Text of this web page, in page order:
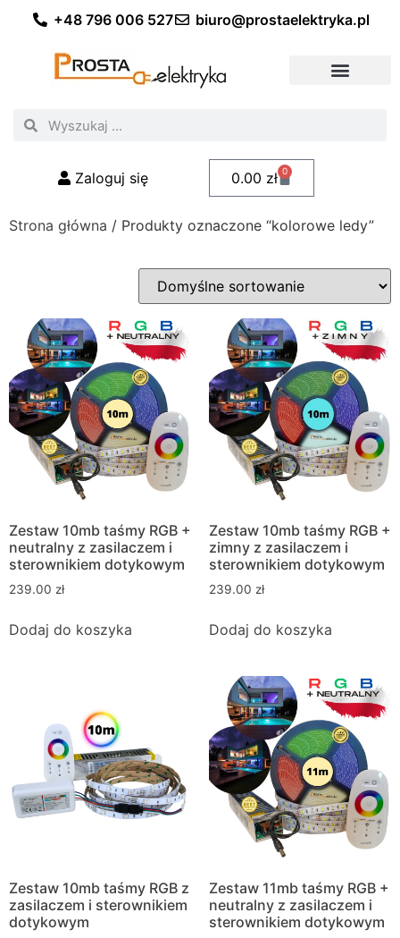
+48 796 006 527 biuro@prostaelektryka.pl
Zaloguj się 0.00 zł 0
Strona główna / Produkty oznaczone “kolorowe ledy”
Zestaw 10mb taśmy RGB +
neutralny z zasilaczem i
sterownikiem dotykowym
239.00 zł
Dodaj do koszyka
Zestaw 10mb taśmy RGB +
zimny z zasilaczem i
sterownikiem dotykowym
239.00 zł
Dodaj do koszyka
Zestaw 10mb taśmy RGB z
zasilaczem i sterownikiem
dotykowym
Zestaw 11mb taśmy RGB +
neutralny z zasilaczem i
sterownikiem dotykowym